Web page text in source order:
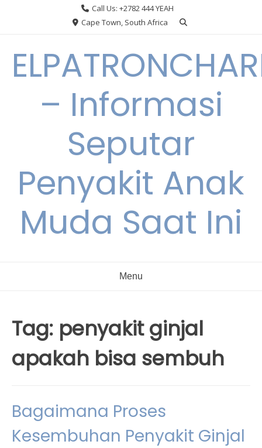
Call Us: +2782 444 YEAH
Cape Town, South Africa
– Informasi
Seputar
Penyakit Anak
Muda Saat Ini
Menu
Tag: penyakit ginjal
apakah bisa sembuh
Bagaimana Proses
Kesembuhan Penyakit Ginjal